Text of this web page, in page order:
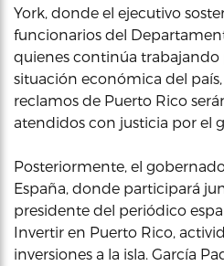
York, donde el ejecutivo
funcionarios del
quienes continúa trabajando
situación económica del
reclamos de Puerto Rico
atendidos con justicia por el
Posteriormente, el
España, donde participará
presidente del periódico
Invertir en Puerto Rico,
inversiones a la isla. García